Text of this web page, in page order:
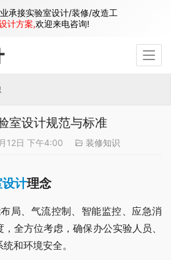
室设计规范与标准
12日 下午4:00 装修知识
计理念
局、气流控制、智能监控、应急消
全方位考虑，确保办公实验人员、
和环境安全。
承接实验室设计/装修/改造工
计方案,欢迎来电咨询!